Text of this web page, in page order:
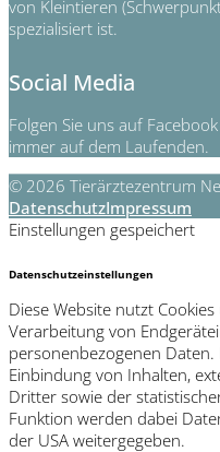
von Kleintieren
spezialisiert ist.
Social Media
Folgen Sie uns auf
immer auf dem Laufenden.
© 2026 Tierärztezentrum
DatenschutzImpressum
Einstellungen gespeichert
Datenschutzeinstellungen
Diese Website nutzt
Verarbeitung von
personenbezogenen
Einbindung von Inhalten,
Dritter sowie der
Funktion werden dabei
der USA weitergegeben.